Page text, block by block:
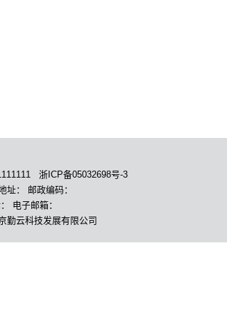
浙ICP备05032698号-3
址： 邮政编码：
电子邮箱：
勤云科技发展有限公司